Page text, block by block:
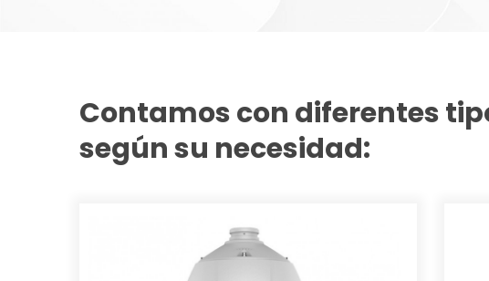
Contamos con diferentes
según su necesidad: